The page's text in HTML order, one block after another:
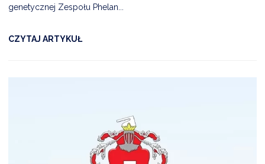
genetycznej Zespołu Phelan...
CZYTAJ ARTYKUŁ